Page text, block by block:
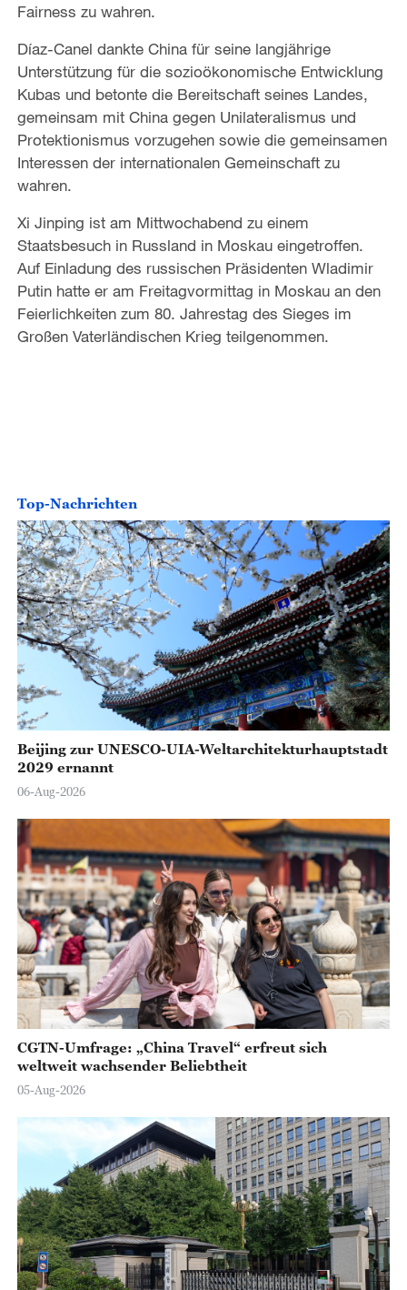
Fairness zu wahren.
Díaz-Canel dankte China für seine langjährige
Unterstützung für die sozioökonomische Entwicklung
Kubas und betonte die Bereitschaft seines Landes,
gemeinsam mit China gegen Unilateralismus und
Protektionismus vorzugehen sowie die gemeinsamen
Interessen der internationalen Gemeinschaft zu
wahren.
Xi Jinping ist am Mittwochabend zu einem
Staatsbesuch in Russland in Moskau eingetroffen.
Auf Einladung des russischen Präsidenten Wladimir
Putin hatte er am Freitagvormittag in Moskau an den
Feierlichkeiten zum 80. Jahrestag des Sieges im
Großen Vaterländischen Krieg teilgenommen.
Top-Nachrichten
Beijing zur UNESCO-UIA-Weltarchitekturhauptstadt
2029 ernannt
06-Aug-2026
CGTN-Umfrage: „China Travel“ erfreut sich
weltweit wachsender Beliebtheit
05-Aug-2026